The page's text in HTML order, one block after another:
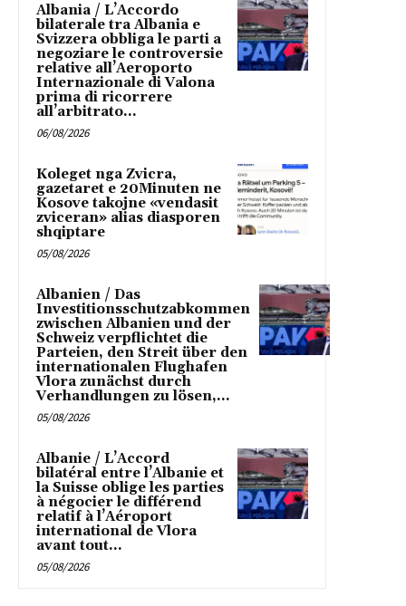
Albania / L’Accordo
bilaterale tra Albania e
Svizzera obbliga le parti a
negoziare le controversie
relative all’Aeroporto
Internazionale di Valona
prima di ricorrere
all’arbitrato...
06/08/2026
Koleget nga Zvicra,
gazetaret e 20Minuten ne
Kosove takojne «vendasit
zviceran» alias diasporen
shqiptare
05/08/2026
Albanien / Das
Investitionsschutzabkommen
zwischen Albanien und der
Schweiz verpflichtet die
Parteien, den Streit über den
internationalen Flughafen
Vlora zunächst durch
Verhandlungen zu lösen,...
05/08/2026
Albanie / L’Accord
bilatéral entre l’Albanie et
la Suisse oblige les parties
à négocier le différend
relatif à l’Aéroport
international de Vlora
avant tout...
05/08/2026